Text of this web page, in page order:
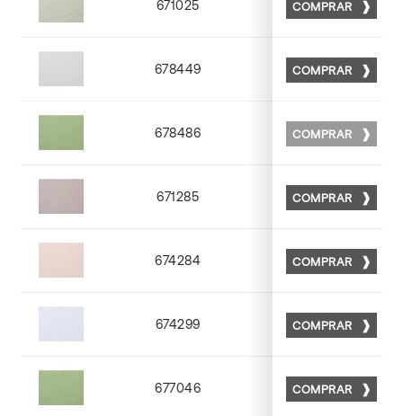
671025
Matt 25
COMPRAR
678449
Matt 49
COMPRAR
678486
Matt 86
COMPRAR
671285
Matt 85
COMPRAR
674284
Matt 84
COMPRAR
674299
Matt 99
COMPRAR
677046
Matt 46
COMPRAR